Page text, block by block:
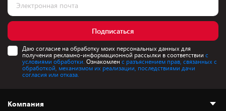
Подписаться
Даю согласие на обработку моих персональных данных для
получения рекламно-информационной рассылки в соответствии с
условиями обработки. Ознакомлен с разъяснением прав, связанных с
обработкой, механизмом их реализации, последствиями дачи
согласия или отказа.
Компания